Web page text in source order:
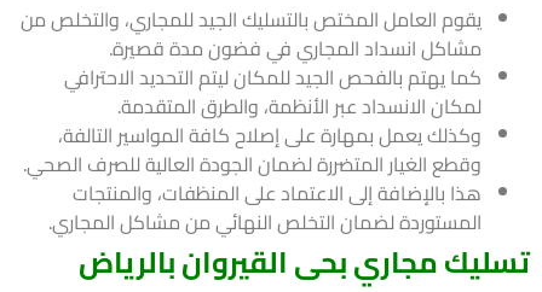
يقوم العامل المختص بالتسليك الجيد للمجاري، والتخلص من
مشاكل انسداد المجاري في فضون مدة قصيرة.
كما يهتم بالفحص الجيد للمكان ليتم التحديد الاحترافي
لمكان الانسداد عبر الأنظمة، والطرق المتقدمة.
وكذلك يعمل بمهارة على إصلاح كافة المواسير التالفة،
وقطع الغيار المتضررة لضمان الجودة العالية للصرف الصحي.
هذا بالإضافة إلى الاعتماد على المنظفات، والمنتجات
المستوردة لضمان التخلص النهائي من مشاكل المجاري.
مجاري بحى القيروان بالرياض